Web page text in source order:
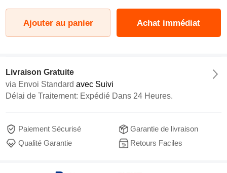
Ajouter au panier Achat immédiat
Livraison Gratuite
via Envoi Standard avec Suivi
Délai de Traitement: Expédié Dans 24 Heures.
Paiement Sécurisé
Garantie de livraison
Qualité Garantie
Retours Faciles